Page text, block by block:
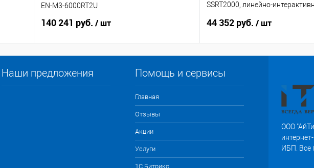
EN-M3-6000RT2U
140 241 руб. / шт
SSRT2000, линейно-
44 352 руб. / шт
Наши предложения Помощь и сервисы
Главная
Отзывы
Акции
Услуги
1С Битрикс
ООО
ИБП. Все